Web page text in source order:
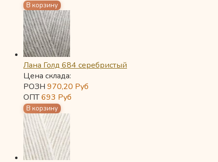
Лана Голд 684 серебристый
Цена склада:
РОЗН 970,20 Руб
ОПТ693 Руб